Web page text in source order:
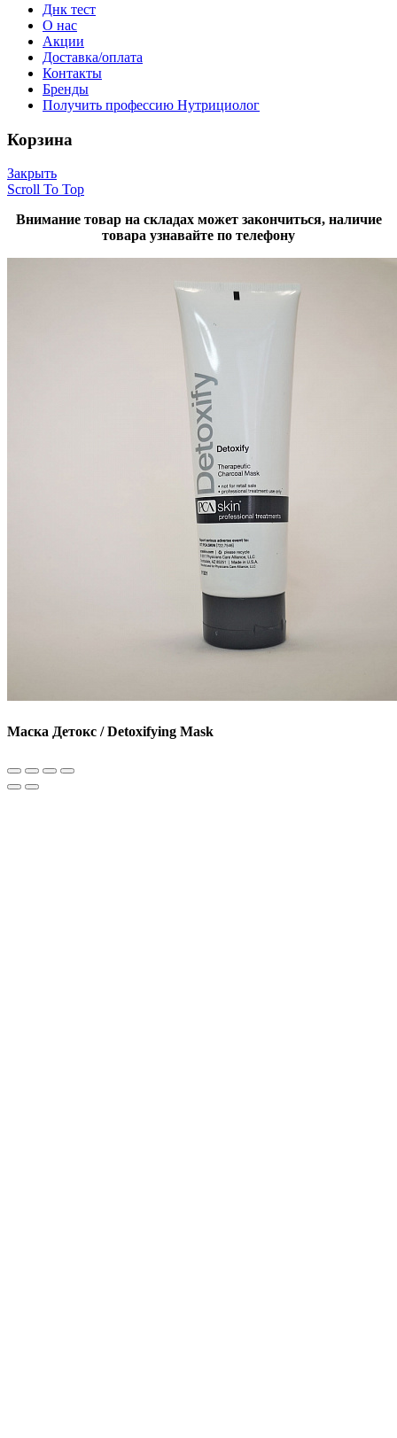
Днк тест
О нас
Акции
Доставка/оплата
Контакты
Бренды
Получить профессию Нутрициолог
Корзина
Закрыть
Scroll To Top
Внимание товар на складах может закончиться, наличие
товара узнавайте по телефону
Маска Детокс / Detoxifying Mask